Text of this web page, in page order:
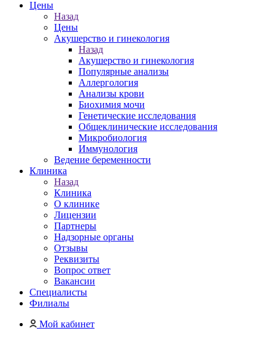
Цены
Назад
Цены
Акушерство и гинекология
Назад
Акушерство и гинекология
Популярные анализы
Аллергология
Анализы крови
Биохимия мочи
Генетические исследования
Общеклинические исследования
Микробиология
Иммунология
Ведение беременности
Клиника
Назад
Клиника
О клинике
Лицензии
Партнеры
Надзорные органы
Отзывы
Реквизиты
Вопрос ответ
Вакансии
Специалисты
Филиалы
Мой кабинет